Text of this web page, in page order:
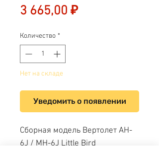
3 665,00 ₽Цена
Количество *
Нет на складе
Уведомить о появлении
Сборная модель Вертолет AH-
6J / MH-6J Little Bird